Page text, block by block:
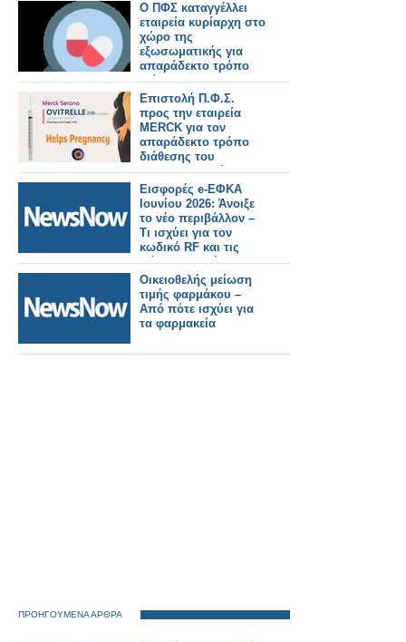
Ο ΠΦΣ καταγγέλλει
εταιρεία κυρίαρχη στο
χώρο της
εξωσωματικής για
απαράδεκτο τρόπο
διάθεσης
σκευάσματός της
Επιστολή Π.Φ.Σ.
προς την εταιρεία
MERCK για τον
απαράδεκτο τρόπο
διάθεσης του
φαρμακευτικού
σκευάσματος Ovitrelle
στα ιδιωτικά
φαρμακεία
Εισφορές e-ΕΦΚΑ
Ιουνίου 2026: Άνοιξε
το νέο περιβάλλον –
Τι ισχύει για τον
κωδικό RF και τις
πάγιες εντολές
Οικειοθελής μείωση
τιμής φαρμάκου –
Από πότε ισχύει για
τα φαρμακεία
ΠΡΟΗΓΟΥΜΕΝΑ ΑΡΘΡΑ